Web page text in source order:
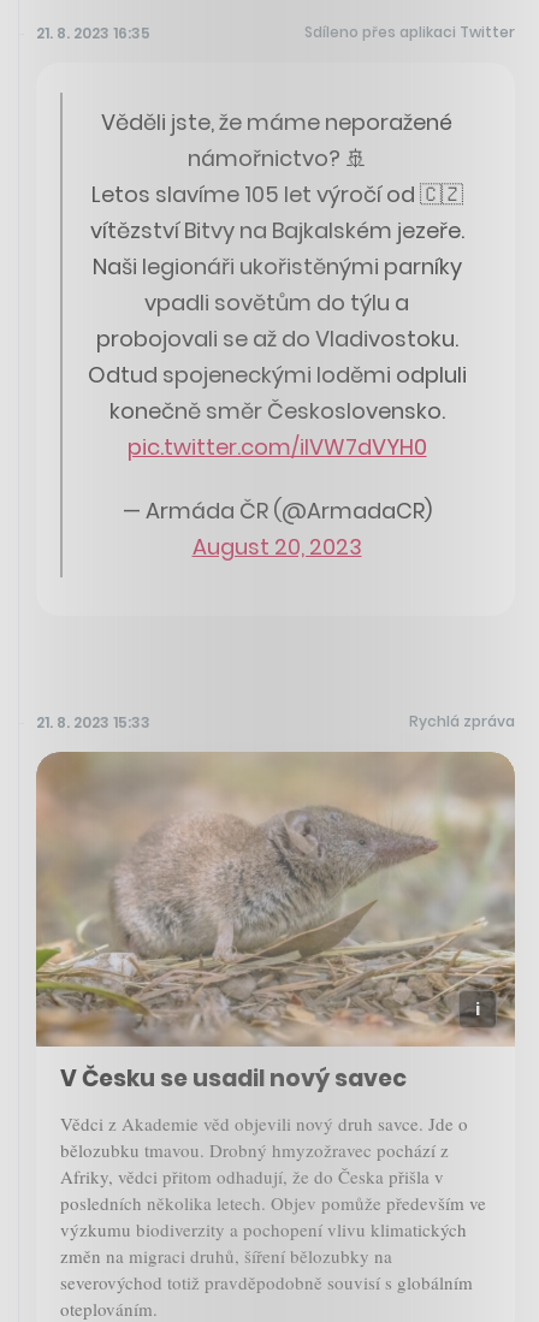
21. 8. 2023 16:35 Sdíleno přes aplikaci Twitter
Věděli jste, že máme neporažené
námořnictvo? 🚢
Letos slavíme 105 let výročí od 🇨🇿
vítězství Bitvy na Bajkalském jezeře.
Naši legionáři ukořistěnými parníky
vpadli sovětům do týlu a
probojovali se až do Vladivostoku.
Odtud spojeneckými loděmi odpluli
konečně směr Československo.
pic.twitter.com/ilVW7dVYH0
— Armáda ČR (@ArmadaCR)
August 20, 2023
21. 8. 2023 15:33 Rychlá zpráva
V Česku se usadil nový savec
Vědci z Akademie věd objevili nový druh savce. Jde o
bělozubku tmavou. Drobný hmyzožravec pochází z
Afriky, vědci přitom odhadují, že do Česka přišla v
posledních několika letech. Objev pomůže především ve
výzkumu biodiverzity a pochopení vlivu klimatických
změn na migraci druhů, šíření bělozubky na
severovýchod totiž pravděpodobně souvisí s globálním
oteplováním.